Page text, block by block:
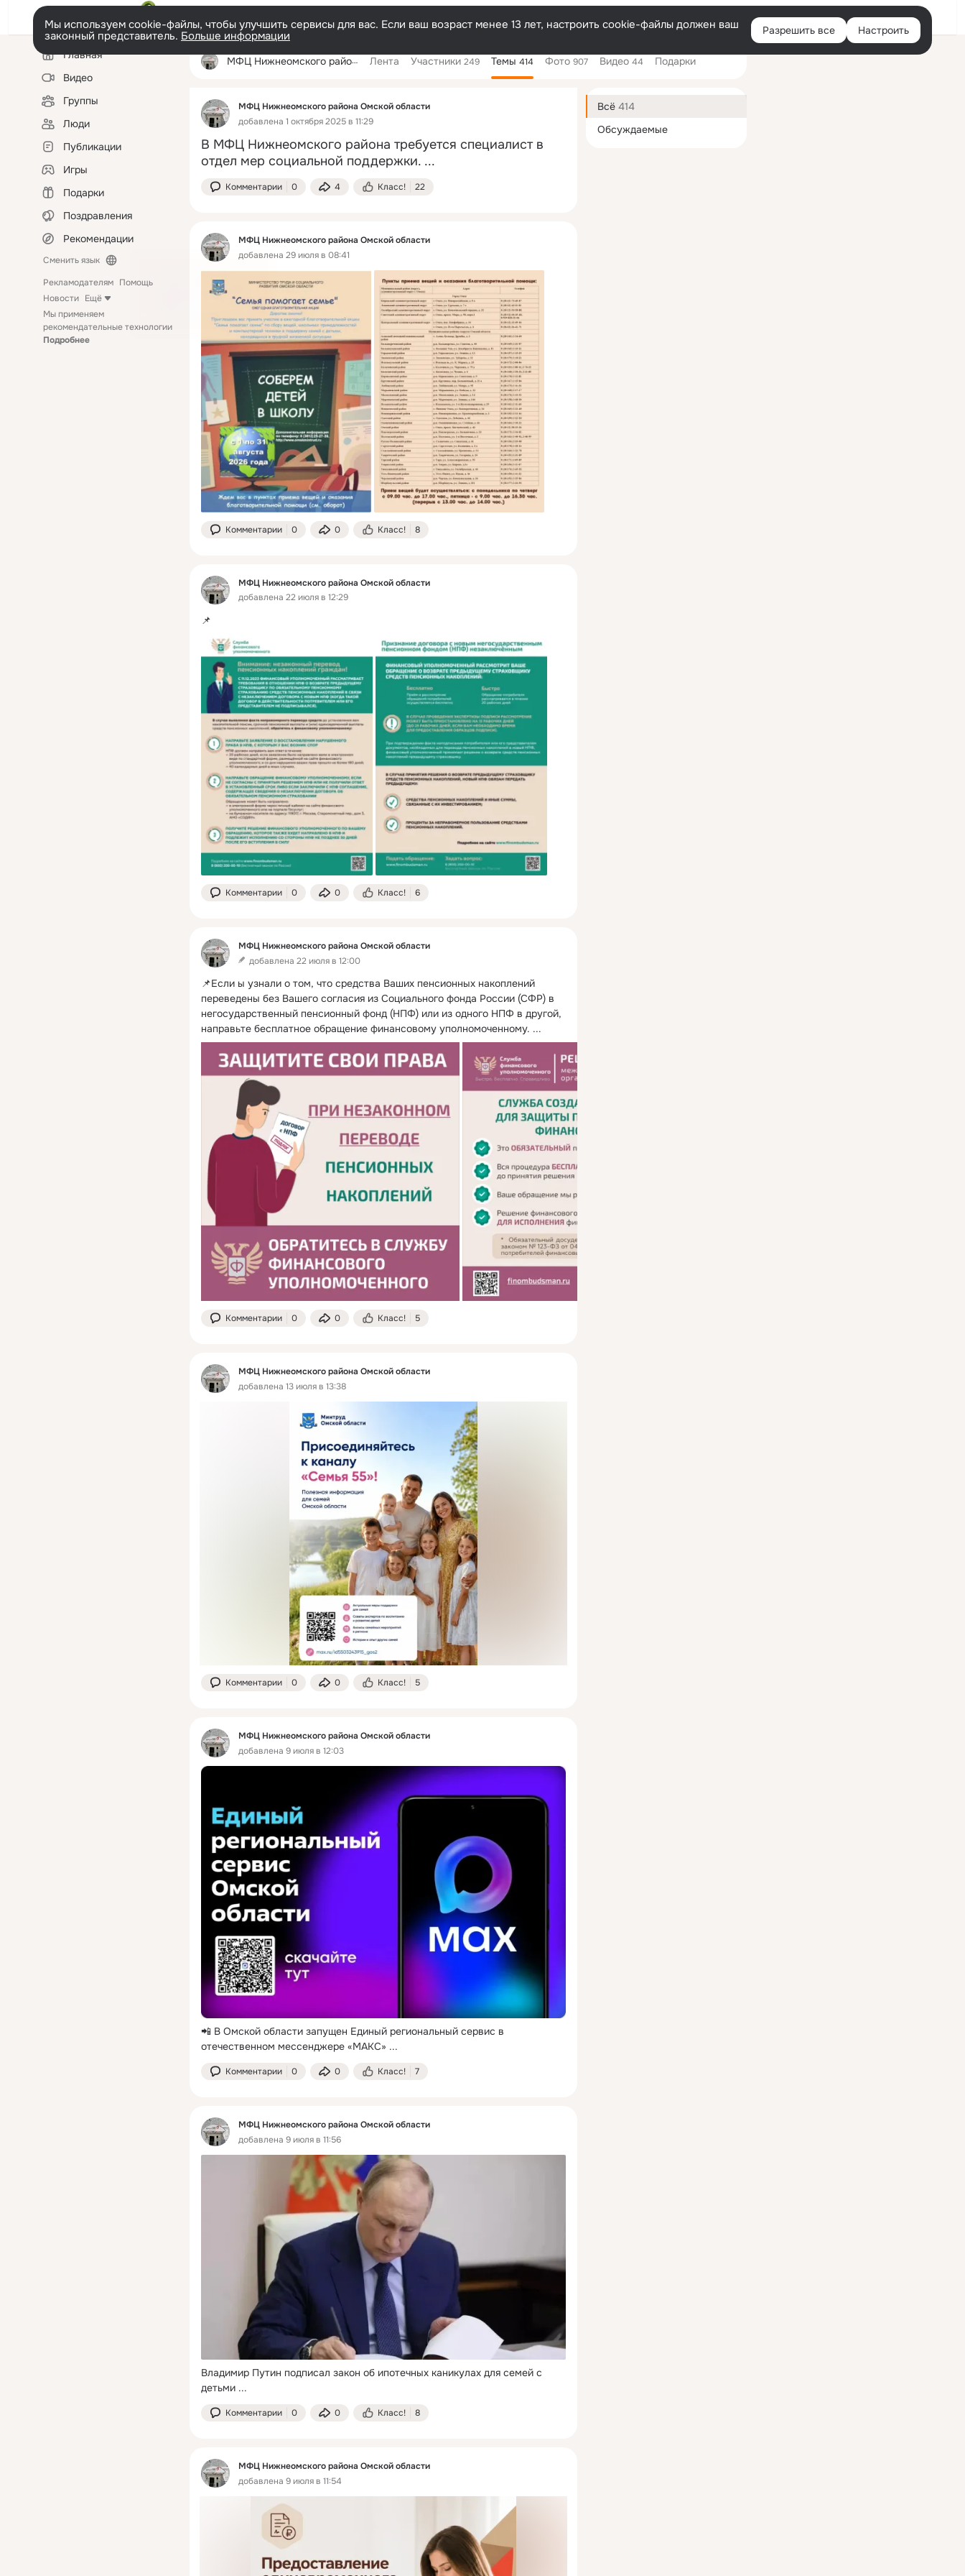
Войти
Мы используем cookie-файлы, чтобы улучшить сервисы для вас. Если ваш возраст менее 13 лет, настроить cookie-файлы должен ваш
законный представитель. Больше информации Разрешить все Настроить
Левая
колонкаГлавная
Видео
Группы
Люди
Публикации
Игры
Подарки
Поздравления
Рекомендации
Сменить язык
Рекламодателям Помощь
Новости Ещё
Мы применяем
рекомендательные технологии
Подробнее
МФЦ Нижнеомского района Омской области Лента Участники 249 Темы 414 Фото 907 Видео 44 Подарки
МФЦ Нижнеомского района Омской области
добавлена 1 октября 2025 в 11:29
В МФЦ Нижнеомского района требуется специалист в
отдел мер социальной поддержки. ...
Комментарии 0 4 Класс! 22
МФЦ Нижнеомского района Омской области
добавлена 29 июля в 08:41
Комментарии 0 0 Класс! 8
МФЦ Нижнеомского района Омской области
добавлена 22 июля в 12:29
📌
Комментарии 0 0 Класс! 6
МФЦ Нижнеомского района Омской области
добавлена 22 июля в 12:00
📌Если ы узнали о том, что средства Ваших пенсионных накоплений
переведены без Вашего согласия из Социального фонда России (СФР) в
негосударственный пенсионный фонд (НПФ) или из одного НПФ в другой,
направьте бесплатное обращение финансовому уполномоченному. ...
Комментарии 0 0 Класс! 5
МФЦ Нижнеомского района Омской области
добавлена 13 июля в 13:38
Комментарии 0 0 Класс! 5
МФЦ Нижнеомского района Омской области
добавлена 9 июля в 12:03
📲 В Омской области запущен Единый региональный сервис в
отечественном мессенджере «МАКС» ...
Комментарии 0 0 Класс! 7
МФЦ Нижнеомского района Омской области
добавлена 9 июля в 11:56
Владимир Путин подписал закон об ипотечных каникулах для семей с
детьми ...
Комментарии 0 0 Класс! 8
МФЦ Нижнеомского района Омской области
добавлена 9 июля в 11:54
Дополнительная
колонка
Всё 414
Обсуждаемые